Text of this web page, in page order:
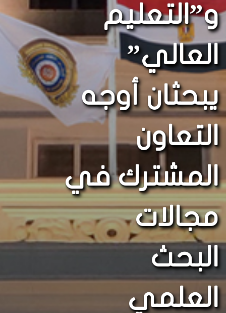
و”التعليم
العالي”
يبحثان أوجه
التعاون
المشترك في
مجالات
البحث
العلمي